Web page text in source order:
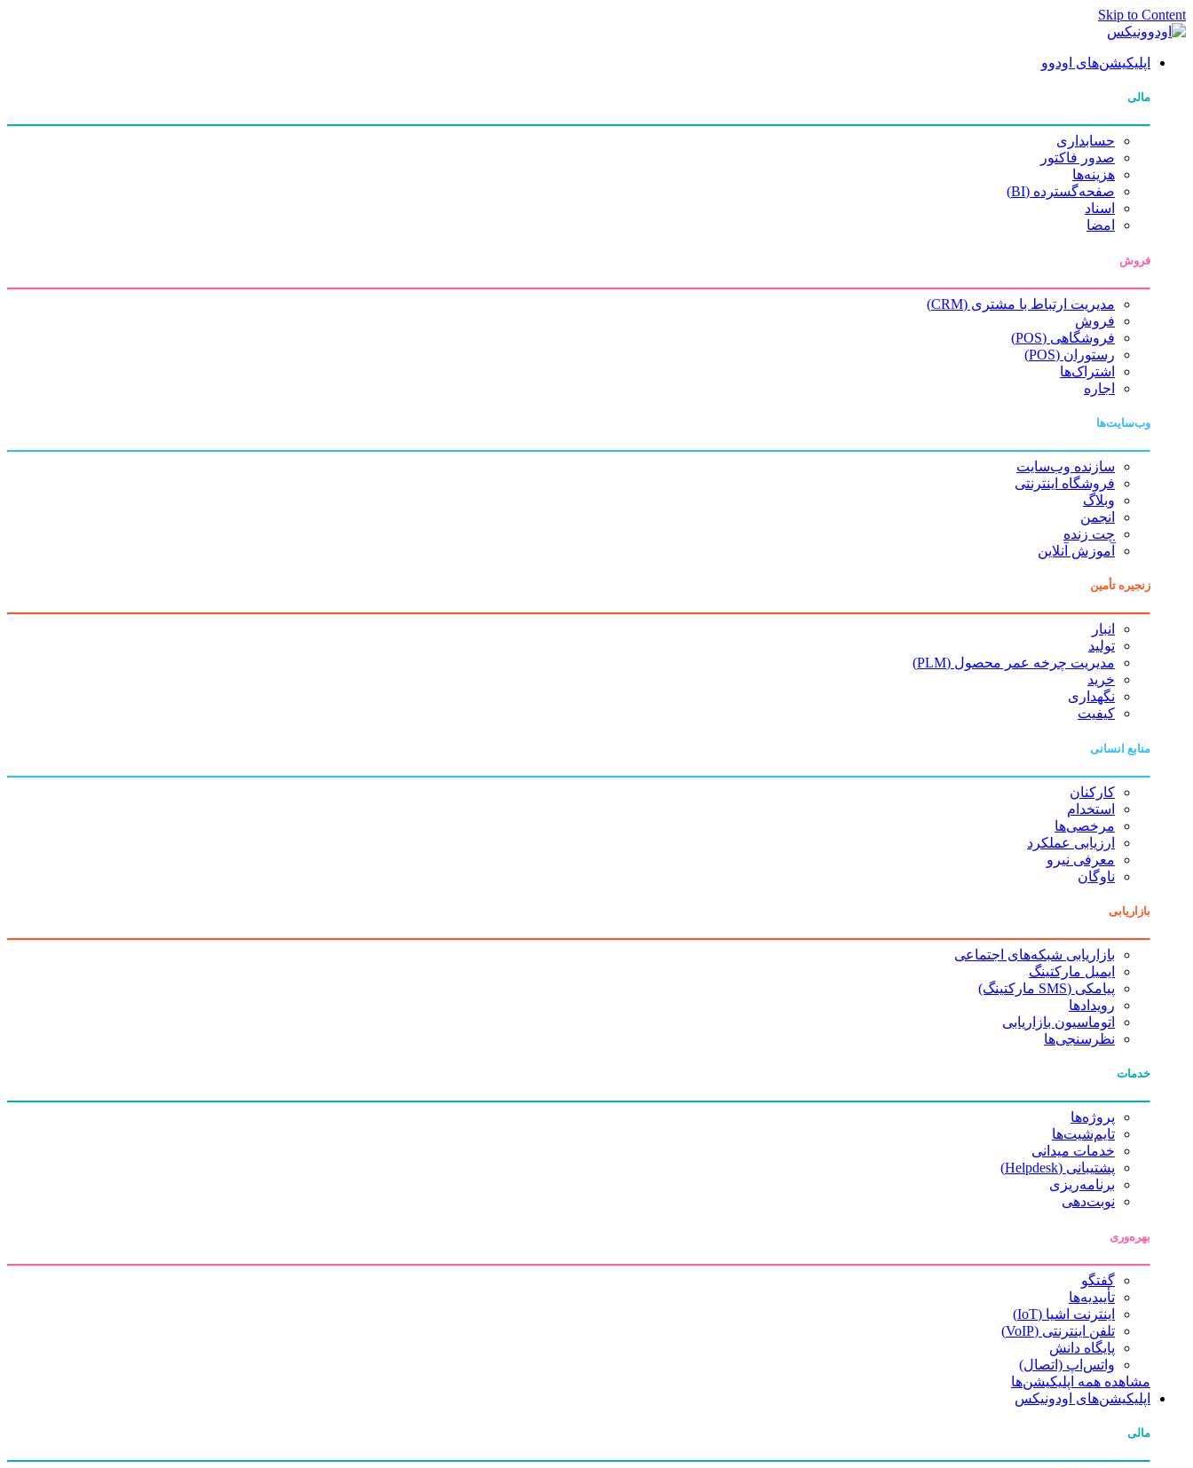
Skip to Content
اپلیکیشن‌های اودوو
مالی
حسابداری
صدور فاکتور
هزینه‌ها
صفحه‌گسترده (BI)
اسناد
امضا
فروش
مدیریت ارتباط با مشتری (CRM)
فروش
فروشگاهی (POS)
رستوران (POS)
اشتراک‌ها
اجاره
وب‌سایت‌ها
سازنده وب‌سایت
فروشگاه اینترنتی
وبلاگ
انجمن
چت زنده
آموزش آنلاین
زنجیره تأمین
انبار
تولید
مدیریت چرخه عمر محصول (PLM)
خرید
نگهداری
کیفیت
منابع انسانی
کارکنان
استخدام
مرخصی‌ها
ارزیابی عملکرد
معرفی نیرو
ناوگان
بازاریابی
بازاریابی شبکه‌های اجتماعی
ایمیل مارکتینگ
پیامکی (SMS مارکتینگ)
رویدادها
اتوماسیون بازاریابی
نظرسنجی‌ها
خدمات
پروژه‌ها
تایم‌شیت‌ها
خدمات میدانی
پشتیبانی (Helpdesk)
برنامه‌ریزی
نوبت‌دهی
بهره‌وری
گفتگو
تأییدیه‌ها
اینترنت اشیا (IoT)
تلفن اینترنتی (VoIP)
پایگاه دانش
واتس‌اپ (اتصال)
مشاهده همه اپلیکیشن‌ها
اپلیکیشن‌های اودونیکس
مالی